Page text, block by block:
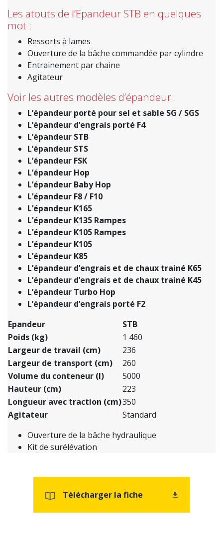
Les atouts de l’Epandeur STB en quelques
mot :
Ressorts à lames
Ouverture de la bâche commandée par cylindre
Entrainement par chaine
Agitateur
Voir les autres modèles d’épandeur :
L’épandeur porté pour sel et sable SG / SGS
L’épandeur d’engrais porté F4
L’épandeur STB
L’épandeur STS
L’épandeur FSK
L’épandeur Hop
L’épandeur Baby Hop
L’épandeur F8 / F10
L’épandeur K165
L’épandeur K135 Rampes
L’épandeur K105 Rampes
L’épandeur K105
L’épandeur K85
L’épandeur d’engrais et de chaux trainé K65
L’épandeur d’engrais et de chaux trainé K45
L’épandeur Turbo Hop
L’épandeur d’engrais porté F2
Epandeur
STB
Poids (kg)
1 460
Largeur de travail (cm)
236
Largeur de transport (cm)
260
Volume du conteneur (l)
5000
Hauteur (cm)
223
Longueur avec traction (cm)350
Agitateur
Standard
Ouverture de la bâche hydraulique
Kit de surélévation
Télécharger la fiche